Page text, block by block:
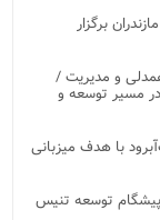
هنری در نیمه نخست ۱۴۰۵ در مازندران برگزار
و مدیریت /
مسیر توسعه و
با هدف میزبانی
پیشگام توسعه تنیس